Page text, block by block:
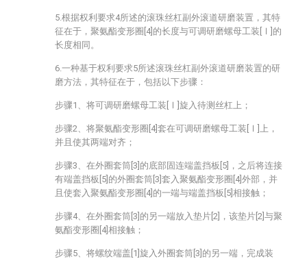
5.根据权利要求4所述的滚珠丝杠副外滚道研磨装置，其特
征在于，聚氨酯变形圈[4]的长度与可调研磨螺母工装[Ⅰ]的
长度相同。
6.一种基于权利要求5所述滚珠丝杠副外滚道研磨装置的研
磨方法，其特征在于，包括以下步骤：
步骤1、将可调研磨螺母工装[Ⅰ]旋入待测丝杠上；
步骤2、将聚氨酯变形圈[4]套在可调研磨螺母工装[Ⅰ]上，
并且使其两端对齐；
步骤3、在外圈套筒[3]的底部固连端盖挡板[5]，之后将连接
有端盖挡板[5]的外圈套筒[3]套入聚氨酯变形圈[4]外部，并
且使套入聚氨酯变形圈[4]的一端与端盖挡板[5]相接触；
步骤4、在外圈套筒[3]的另一端放入垫片[2]，该垫片[2]与聚
氨酯变形圈[4]相接触；
步骤5、将螺纹端盖[1]旋入外圈套筒[3]的另一端，完成装